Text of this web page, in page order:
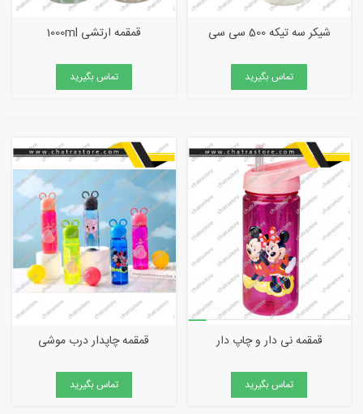
شیکر سه تیکه 500 سی سی
تماس بگیرید
قمقمه ارتشی 1000ml
تماس بگیرید
قمقمه نی دار و چاپ دار
تماس بگیرید
قمقمه چاپدار درب موشی
تماس بگیرید